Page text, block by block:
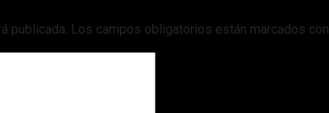
publicada. Los campos obligatorios están marcados con